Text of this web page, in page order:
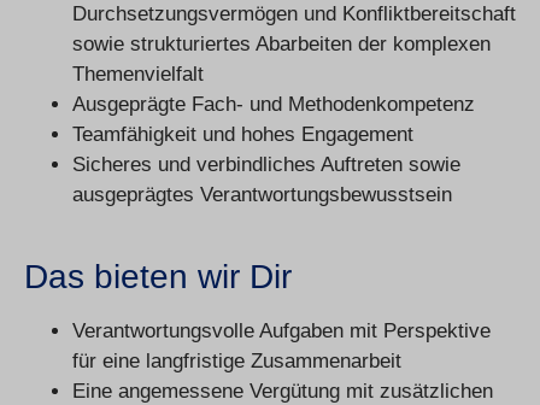
Durchsetzungsvermögen und Konfliktbereitschaft
sowie strukturiertes Abarbeiten der komplexen
Themenvielfalt
Ausgeprägte Fach- und Methodenkompetenz
Teamfähigkeit und hohes Engagement
Sicheres und verbindliches Auftreten sowie
ausgeprägtes Verantwortungsbewusstsein
Das bieten wir Dir
Verantwortungsvolle Aufgaben mit Perspektive
für eine langfristige Zusammenarbeit
Eine angemessene Vergütung mit zusätzlichen